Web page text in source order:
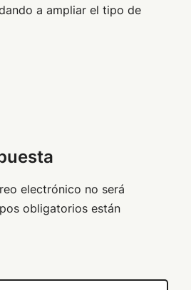
a ampliar el tipo de
electrónico no será
obligatorios están